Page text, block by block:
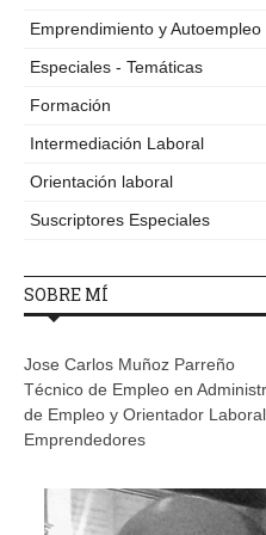
Emprendimiento y Autoempleo
Especiales - Temáticas
Formación
Intermediación Laboral
Orientación laboral
Suscriptores Especiales
SOBRE MÍ
Jose Carlos Muñoz Parreño
Técnico de Empleo en
de Empleo y Orientador
Emprendedores